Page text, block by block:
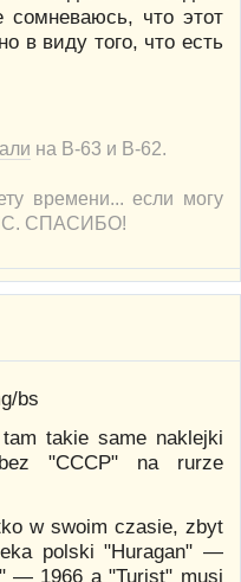
сомневаюсь, что этот
в виду того, что есть
на В-63 и В-62.
времени... если могу
СПАСИБО!
takie same naklejki
"CCCP" na rurze
w swoim czasie, zbyt
polski "Huragan" —
— 1966 a "Turist" musi